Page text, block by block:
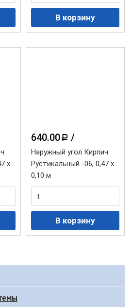
х
640.00 a /
Наружный угол Кирпич
Рустикальный -06, 0,47 х
0,10 м